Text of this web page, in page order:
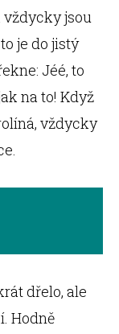
vždycky jsou
je do jistý
Jéé, to
na to! Když
vždycky
dřelo, ale
Hodně